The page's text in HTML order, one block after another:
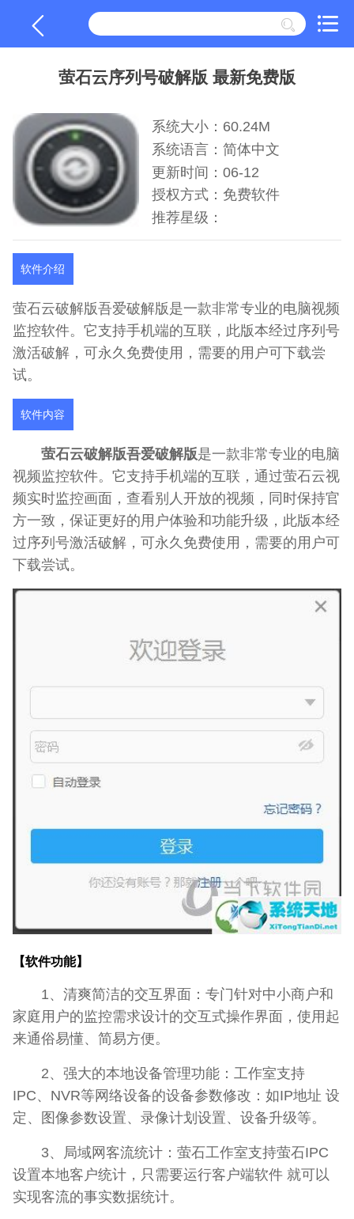
萤石云序列号破解版 最新免费版
系统大小：60.24M
系统语言：简体中文
更新时间：06-12
授权方式：免费软件
推荐星级：
软件介绍
萤石云破解版吾爱破解版是一款非常专业的电脑视频
监控软件。它支持手机端的互联，此版本经过序列号
激活破解，可永久免费使用，需要的用户可下载尝
试。
软件内容
萤石云破解版吾爱破解版是一款非常专业的电脑
视频监控软件。它支持手机端的互联，通过萤石云视
频实时监控画面，查看别人开放的视频，同时保持官
方一致，保证更好的用户体验和功能升级，此版本经
过序列号激活破解，可永久免费使用，需要的用户可
下载尝试。
【软件功能】
1、清爽简洁的交互界面：专门针对中小商户和
家庭用户的监控需求设计的交互式操作界面，使用起
来通俗易懂、简易方便。
2、强大的本地设备管理功能：工作室支持
IPC、NVR等网络设备的设备参数修改：如IP地址 设
定、图像参数设置、录像计划设置、设备升级等。
3、局域网客流统计：萤石工作室支持萤石IPC
设置本地客户统计，只需要运行客户端软件 就可以
实现客流的事实数据统计。